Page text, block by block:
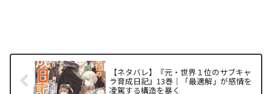
【ネタバレ】『元・世界１位のサブキャ
ラ育成日記』13巻｜「最適解」が感情を
凌駕する構造を暴く